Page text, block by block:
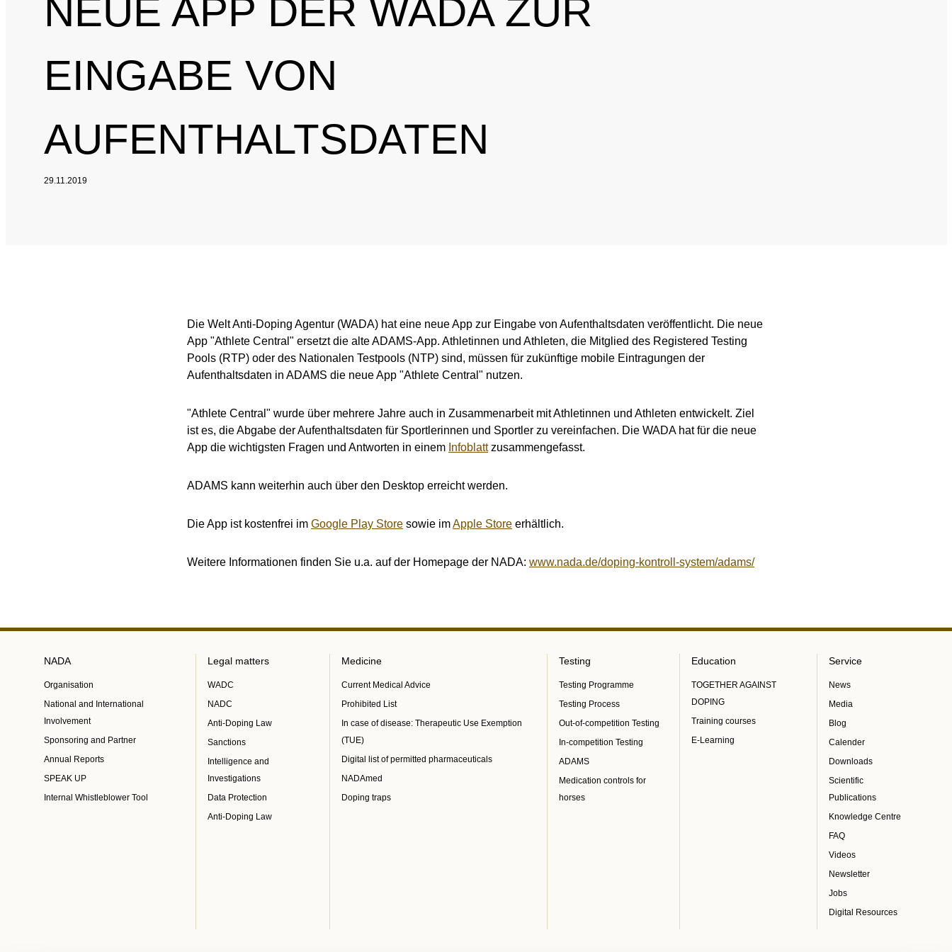
NEUE APP DER WADA ZUR
EINGABE VON
AUFENTHALTSDATEN
29.11.2019
Die Welt Anti-Doping Agentur (WADA) hat eine neue App zur Eingabe von Aufenthaltsdaten veröffentlicht. Die neue
App "Athlete Central" ersetzt die alte ADAMS-App. Athletinnen und Athleten, die Mitglied des Registered Testing
Pools (RTP) oder des Nationalen Testpools (NTP) sind, müssen für zukünftige mobile Eintragungen der
Aufenthaltsdaten in ADAMS die neue App "Athlete Central" nutzen.
"Athlete Central" wurde über mehrere Jahre auch in Zusammenarbeit mit Athletinnen und Athleten entwickelt. Ziel
ist es, die Abgabe der Aufenthaltsdaten für Sportlerinnen und Sportler zu vereinfachen. Die WADA hat für die neue
App die wichtigsten Fragen und Antworten in einem Infoblattzusammengefasst.
ADAMS kann weiterhin auch über den Desktop erreicht werden.
Die App ist kostenfrei im Google Play Store sowie imApple Store erhältlich.
Weitere Informationen finden Sie u.a. auf der Homepage der NADA: www.nada.de/doping-kontroll-system/adams/
NADA
Organisation
National and International
Involvement
Sponsoring and Partner
Annual Reports
SPEAK UP
Internal Whistleblower Tool
Legal matters
WADC
NADC
Anti-Doping Law
Sanctions
Intelligence and
Investigations
Data Protection
Anti-Doping Law
Medicine
Current Medical Advice
Prohibited List
In case of disease: Therapeutic Use Exemption
(TUE)
Digital list of permitted pharmaceuticals
NADAmed
Doping traps
Testing
Testing Programme
Testing Process
Out-of-competition Testing
In-competition Testing
ADAMS
Medication controls for
horses
Education
TOGETHER AGAINST
DOPING
Training courses
E-Learning
Service
News
Media
Blog
Calender
Downloads
Scientific
Publications
Knowledge Centre
FAQ
Videos
Newsletter
Jobs
Digital Resources